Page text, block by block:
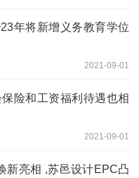
年将新增义务教育学位
2021-09-01
险和工资福利待遇也相
2021-09-01
新亮相 ,苏邑设计EPC凸